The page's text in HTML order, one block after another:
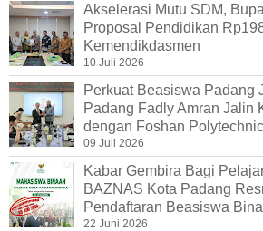
Akselerasi Mutu SDM,
Proposal Pendidikan
Kemendikdasmen
10 Juli 2026
Perkuat Beasiswa Padang
Padang Fadly Amran Jalin
dengan Foshan Polytechnic
09 Juli 2026
Kabar Gembira Bagi
BAZNAS Kota Padang
Pendaftaran Beasiswa
22 Juni 2026